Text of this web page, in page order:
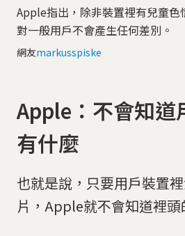
Apple指出，除非裝置裡有兒童色
對一般用戶不會產生任何差別。
網友markusspiske
Apple：不會知道
有什麼
也就是說，只要用戶裝置
片，Apple就不會知道裡頭